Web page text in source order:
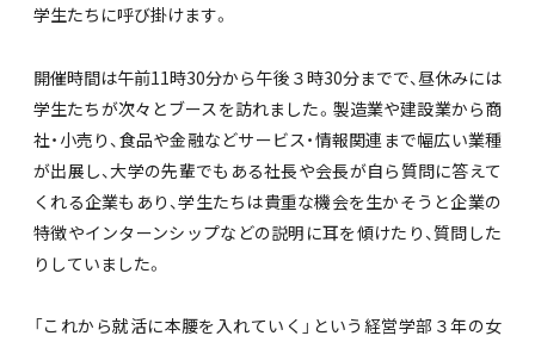
学生たちに呼び掛けます。
開催時間は午前11時30分から午後３時30分までで、昼休みには
学生たちが次々とブースを訪れました。製造業や建設業から商
社・小売り、食品や金融などサービス・情報関連まで幅広い業種
が出展し、大学の先輩でもある社長や会長が自ら質問に答えて
くれる企業もあり、学生たちは貴重な機会を生かそうと企業の
特徴やインターンシップなどの説明に耳を傾けたり、質問した
りしていました。
「これから就活に本腰を入れていく」という経営学部３年の女